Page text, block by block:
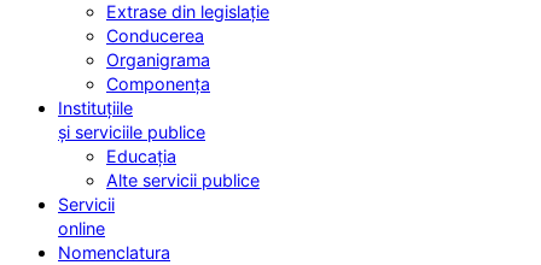
Extrase din legislație
Conducerea
Organigrama
Componența
Instituțiile
și serviciile publice
Educația
Alte servicii publice
Servicii
online
Nomenclatura